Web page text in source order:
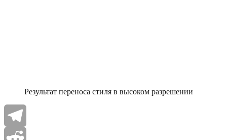
Результат переноса стиля в высоком разрешении
Telegram